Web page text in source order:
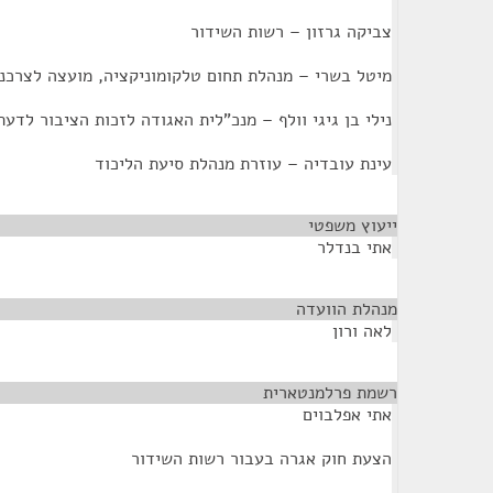
צביקה גרזון – רשות השידור
מיטל בשרי – מנהלת תחום טלקומוניקציה, מועצה
נילי בן גיגי וולף – מנכ"לית האגודה לזכות הציבור
עינת עובדיה – עוזרת מנהלת סיעת הליכוד
ייעוץ משפטי
אתי בנדלר
מנהלת הוועדה
לאה ורון
רשמת פרלמנטארית
אתי אפלבוים
הצעת חוק אגרה בעבור רשות השידור